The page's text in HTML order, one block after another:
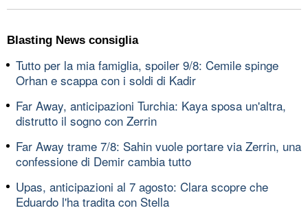
Blasting News consiglia
Tutto per la mia famiglia, spoiler 9/8: Cemile spinge
Orhan e scappa con i soldi di Kadir
Far Away, anticipazioni Turchia: Kaya sposa un'altra,
distrutto il sogno con Zerrin
Far Away trame 7/8: Sahin vuole portare via Zerrin, una
confessione di Demir cambia tutto
Upas, anticipazioni al 7 agosto: Clara scopre che
Eduardo l'ha tradita con Stella